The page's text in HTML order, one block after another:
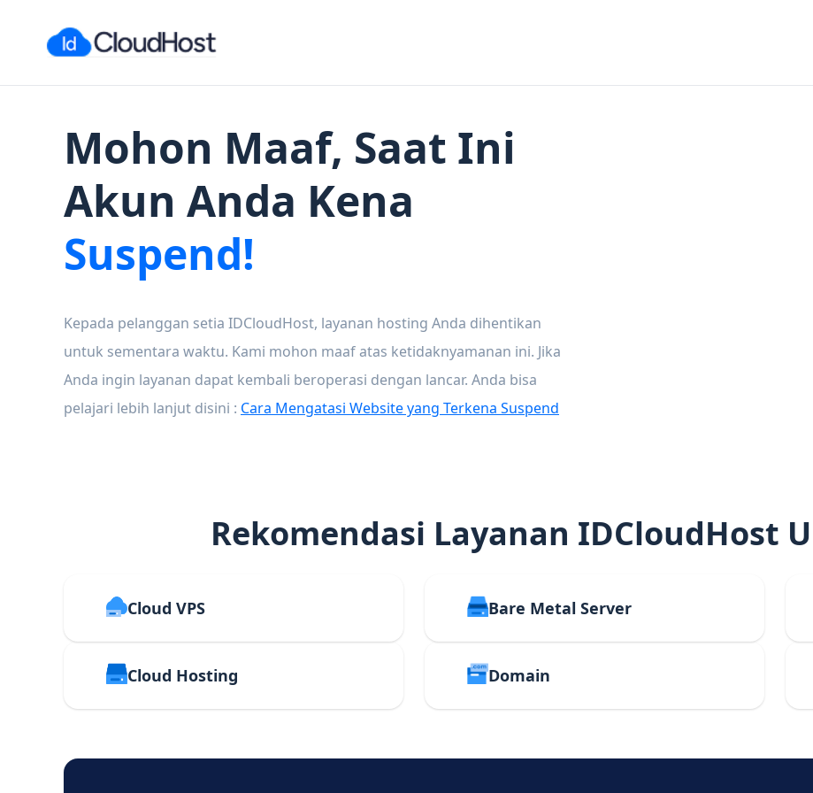
Mohon Maaf, Saat Ini
Akun Anda Kena
Suspend!
Kepada pelanggan setia IDCloudHost, layanan hosting Anda dihentikan
untuk sementara waktu. Kami mohon maaf atas ketidaknyamanan ini. Jika
Anda ingin layanan dapat kembali beroperasi dengan lancar. Anda bisa
pelajari lebih lanjut disini : Cara Mengatasi Website yang Terkena Suspend
Rekomendasi Layanan IDCloudHost
Cloud VPS Bare Metal Server
Cloud Hosting Domain